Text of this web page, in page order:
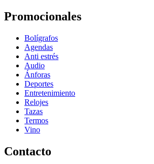
Promocionales
Bolígrafos
Agendas
Anti estrés
Audio
Ánforas
Deportes
Entretenimiento
Relojes
Tazas
Termos
Vino
Contacto